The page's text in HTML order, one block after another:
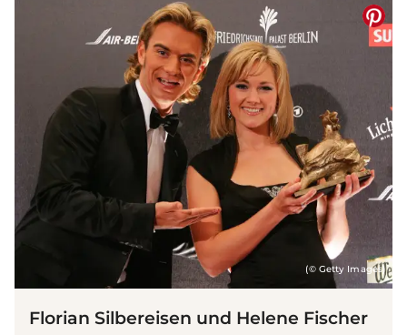
(© Getty Images)
Florian Silbereisen und Helene Fischer